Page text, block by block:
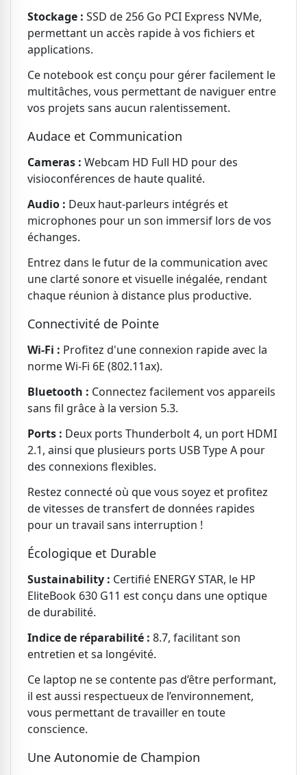
Stockage : SSD de 256 Go PCI Express NVMe,
permettant un accès rapide à vos fichiers et
applications.
Ce notebook est conçu pour gérer facilement le
multitâches, vous permettant de naviguer entre
vos projets sans aucun ralentissement.
Audace et Communication
Cameras : Webcam HD Full HD pour des
visioconférences de haute qualité.
Audio : Deux haut-parleurs intégrés et
microphones pour un son immersif lors de vos
échanges.
Entrez dans le futur de la communication avec
une clarté sonore et visuelle inégalée, rendant
chaque réunion à distance plus productive.
Connectivité de Pointe
Wi-Fi : Profitez d'une connexion rapide avec la
norme Wi-Fi 6E (802.11ax).
Bluetooth : Connectez facilement vos appareils
sans fil grâce à la version 5.3.
Ports : Deux ports Thunderbolt 4, un port HDMI
2.1, ainsi que plusieurs ports USB Type A pour
des connexions flexibles.
Restez connecté où que vous soyez et profitez
de vitesses de transfert de données rapides
pour un travail sans interruption !
Écologique et Durable
Sustainability : Certifié ENERGY STAR, le HP
EliteBook 630 G11 est conçu dans une optique
de durabilité.
Indice de réparabilité : 8.7, facilitant son
entretien et sa longévité.
Ce laptop ne se contente pas d’être performant,
il est aussi respectueux de l’environnement,
vous permettant de travailler en toute
conscience.
Une Autonomie de Champion